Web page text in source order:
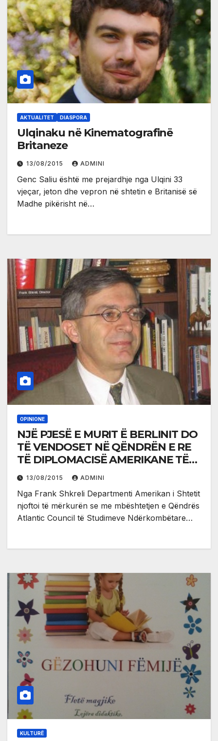
AKTUALITET DIASPORA
Ulqinaku në Kinematografinë
Britaneze
13/08/2015 ADMINI
Genc Saliu është me prejardhje nga Ulqini 33
vjeçar, jeton dhe vepron në shtetin e Britanisë së
Madhe pikërisht në…
OPINIONE
NJË PJESË E MURIT Ë BERLINIT DO
TË VENDOSET NË QËNDRËN E RE
TË DIPLOMACISË AMERIKANE TË
DASH
13/08/2015 ADMINI
Nga Frank Shkreli Departmenti Amerikan i Shtetit
njoftoi të mërkurën se me mbështetjen e Qëndrës
Atlantic Council të Studimeve Ndërkombëtare…
KULTURË